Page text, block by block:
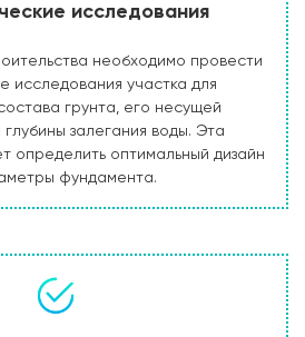
исследования
необходимо провести
исследования участка для
грунта, его несущей
залегания воды. Эта
определить оптимальный дизайн
фундамента.